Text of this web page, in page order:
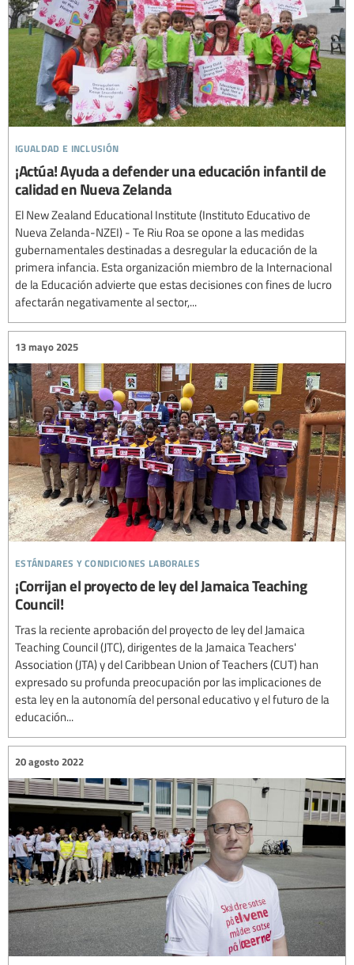
igualdad e inclusión
¡Actúa! Ayuda a defender una educación infantil de
calidad en Nueva Zelanda
El New Zealand Educational Institute (Instituto Educativo de
Nueva Zelanda-NZEI) - Te Riu Roa se opone a las medidas
gubernamentales destinadas a desregular la educación de la
primera infancia. Esta organización miembro de la Internacional
de la Educación advierte que estas decisiones con fines de lucro
afectarán negativamente al sector,...
estándares y condiciones laborales
13 mayo 2025
¡Corrijan el proyecto de ley del Jamaica Teaching
Council!
Tras la reciente aprobación del proyecto de ley del Jamaica
Teaching Council (JTC), dirigentes de la Jamaica Teachers'
Association (JTA) y del Caribbean Union of Teachers (CUT) han
expresado su profunda preocupación por las implicaciones de
esta ley en la autonomía del personal educativo y el futuro de la
educación...
20 agosto 2022